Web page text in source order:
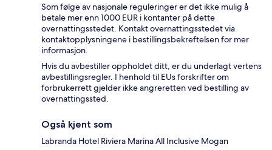
Som følge av nasjonale reguleringer er det ikke mulig å
betale mer enn 1000 EUR i kontanter på dette
overnattingsstedet. Kontakt overnattingsstedet via
kontaktopplysningene i bestillingsbekreftelsen for mer
informasjon.
Hvis du avbestiller oppholdet ditt, er du underlagt vertens
avbestillingsregler. I henhold til EUs forskrifter om
forbrukerrett gjelder ikke angreretten ved bestilling av
overnattingssted.
Også kjent som
Labranda Hotel Riviera Marina All Inclusive Mogan